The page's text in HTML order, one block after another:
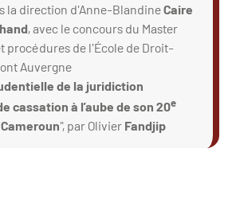
la direction d'Anne-BlandineCaire
, avec le concours du Master
procédures de l'École de Droit-
Auvergne
de la juridiction
cassation à l’aube de son 20e
", par Olivier Fandjip